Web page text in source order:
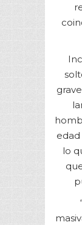
edad
lo